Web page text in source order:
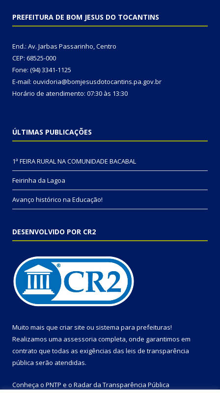
PREFEITURA DE BOM JESUS DO TOCANTINS
End.: Av. Jarbas Passarinho, Centro
CEP: 68525-000
Fone: (94) 3341-1125
E-mail: ouvidoria@bomjesusdotocantins.pa.gov.br
Horário de atendimento: 07:30 às 13:30
ÚLTIMAS PUBLICAÇÕES
1ª FEIRA RURAL NA COMUNIDADE BACABAL
Feirinha da Lagoa
Avanço histórico na Educação!
DESENVOLVIDO POR CR2
Muito mais que criar site ou sistema para prefeituras!
Realizamos uma assessoria completa, onde garantimos em
contrato que todas as exigências das leis de transparência
pública serão atendidas.
Conheça o PNTP e o Radar da Transparência Pública